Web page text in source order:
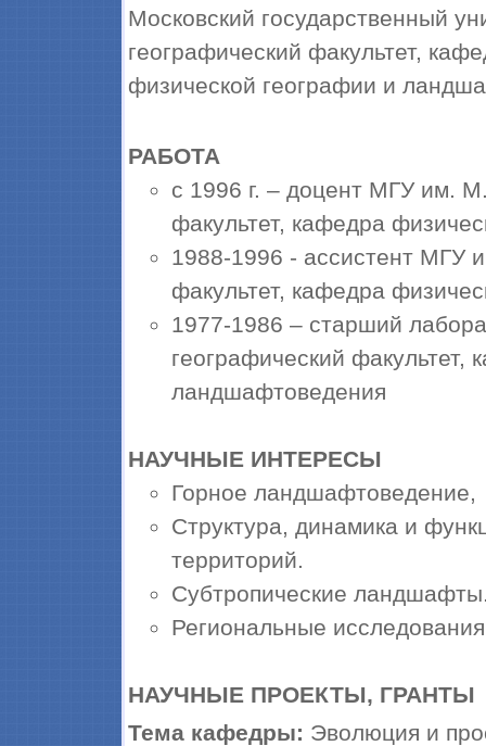
Московский государственный
географический факультет,
физической географии и
РАБОТА
с 1996 г. – доцент МГУ им.
факультет, кафедра
1988-1996 - ассистент МГУ
факультет, кафедра
1977-1986 – старший
географический
ландшафтоведения
НАУЧНЫЕ ИНТЕРЕСЫ
Горное ландшафтоведение,
Структура, динамика и
территорий.
Субтропические
Региональные
НАУЧНЫЕ ПРОЕКТЫ, ГРАНТЫ
Тема кафедры: Эволюция и